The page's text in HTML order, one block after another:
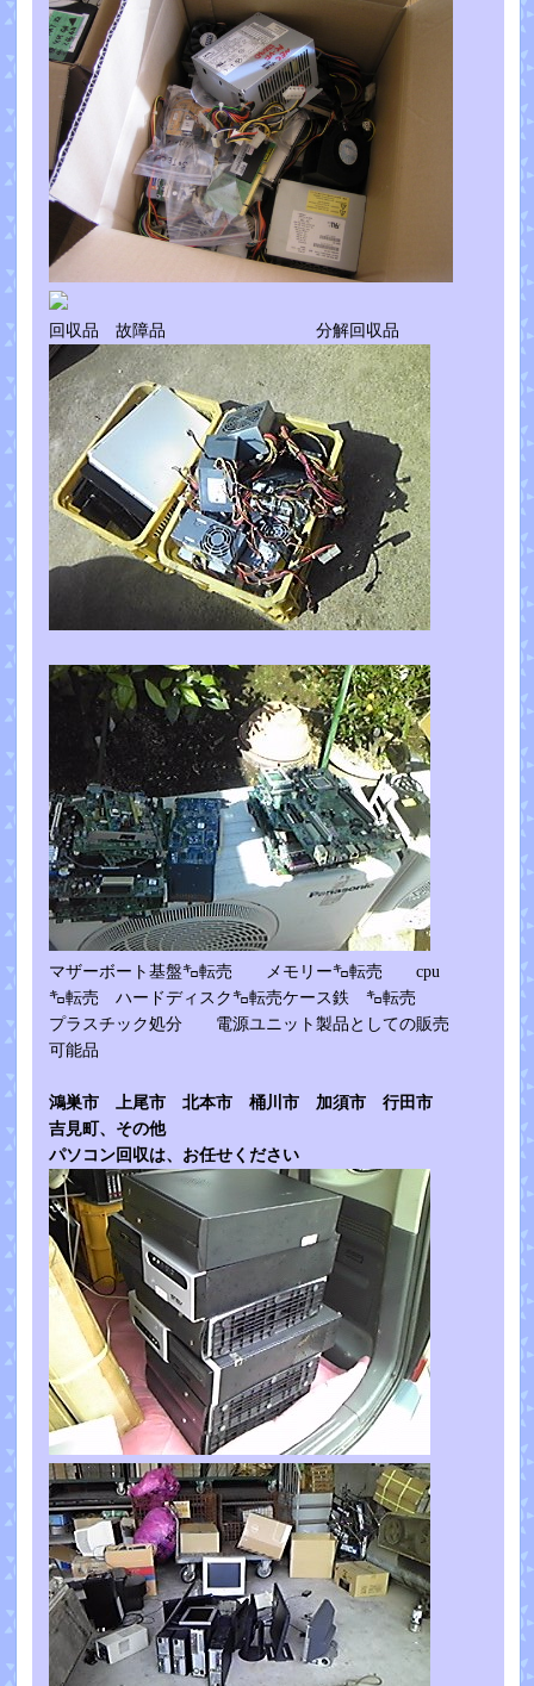
回収品 故障品 分解回収品
マザーボート基盤㌔転売 メモリー㌔転売 cpu
㌔転売 ハードディスク㌔転売ケース鉄 ㌔転売
プラスチック処分 電源ユニット製品としての販売
可能品
鴻巣市 上尾市 北本市 桶川市 加須市 行田市
吉見町、その他
パソコン回収は、お任せください